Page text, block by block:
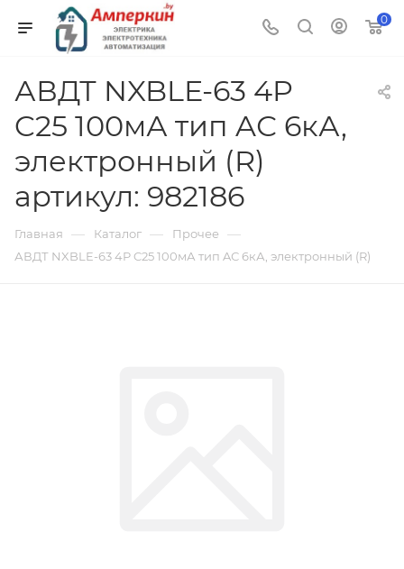
0
АВДТ NXBLE-63 4P
C25 100мА тип AС 6кА,
электронный (R)
артикул: 982186
Главная — Каталог — Прочее —
АВДТ NXBLE-63 4P C25 100мА тип AС 6кА, электронный (R)